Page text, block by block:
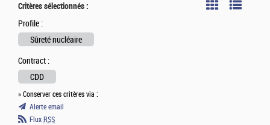
Critères sélectionnés :
Profile :
Sûreté nucléaire
Contract :
CDD
» Conserver ces critères via :
Alerte email
Flux RSS